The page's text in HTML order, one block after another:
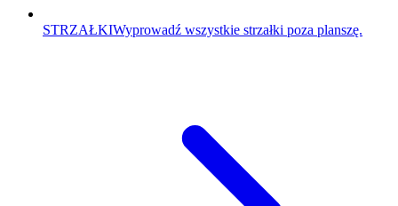
STRZAŁKIWyprowadź wszystkie strzałki poza planszę.